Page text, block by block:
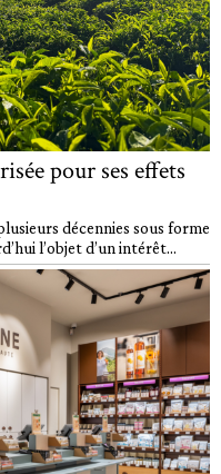
pour ses effets
décennies sous forme
l’objet d’un intérêt...